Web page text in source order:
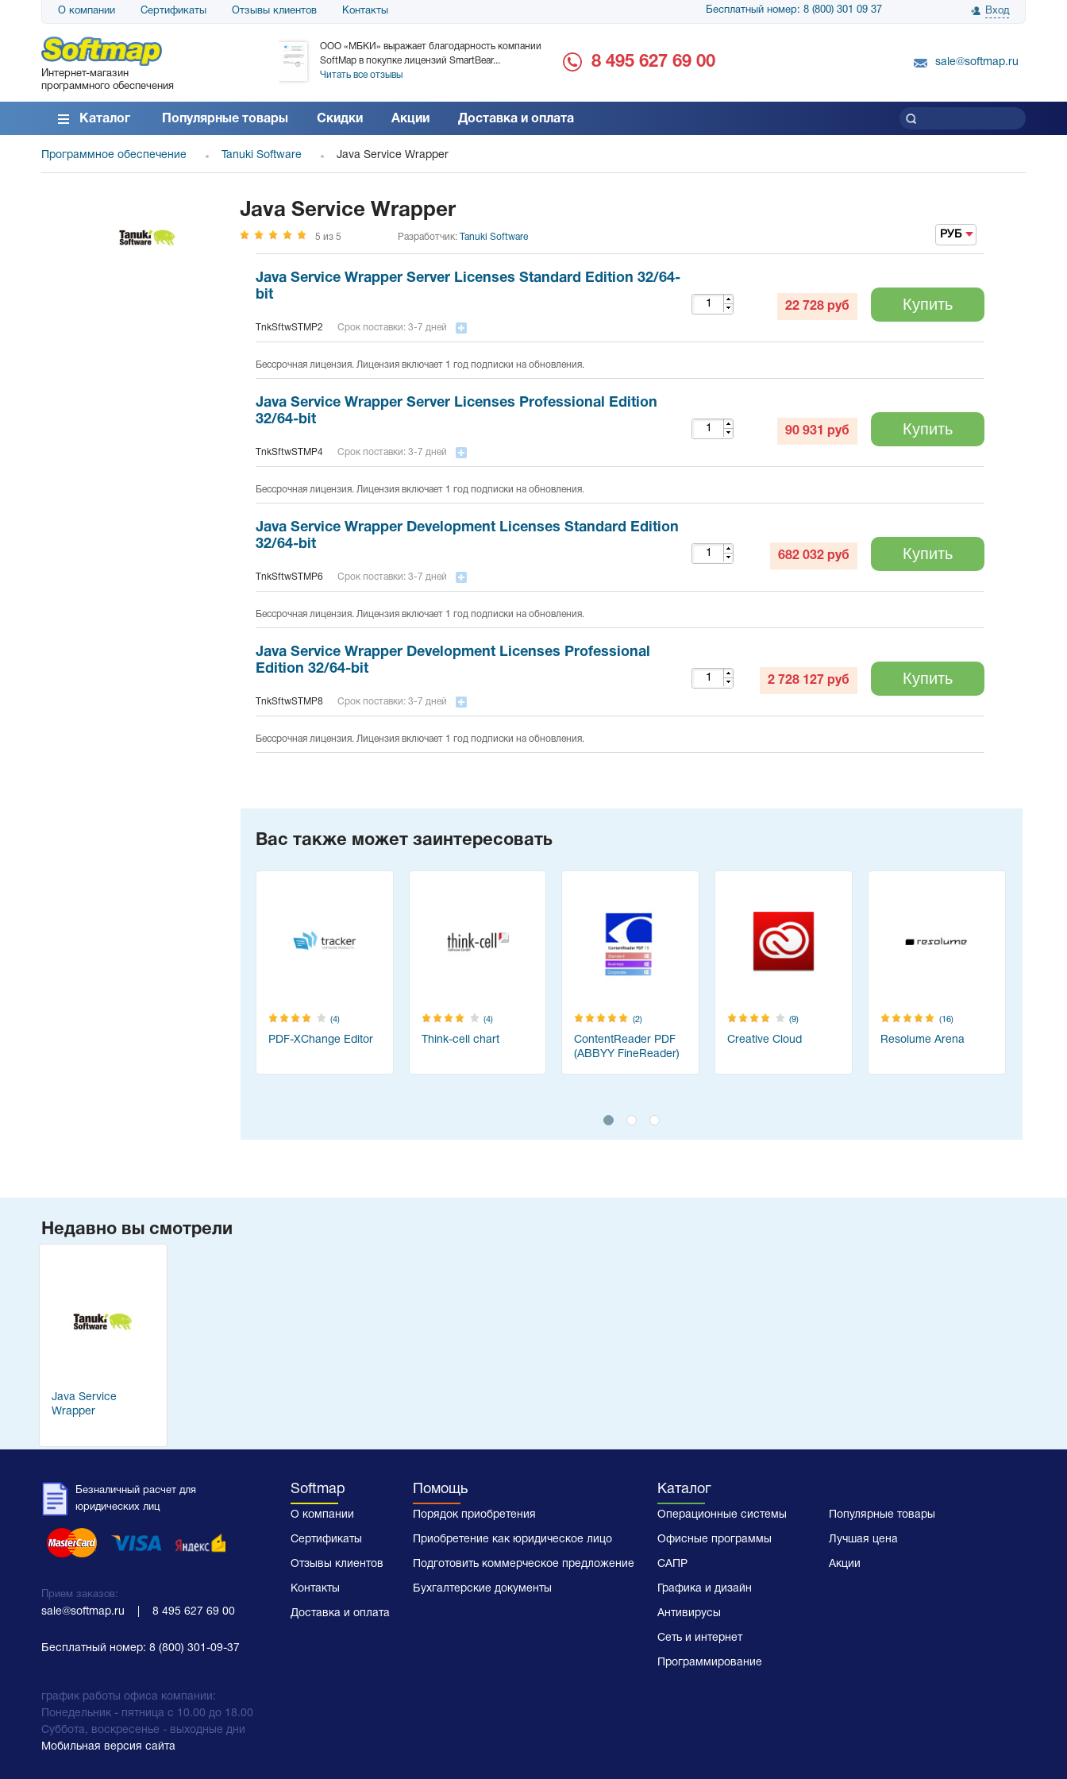
О компании Сертификаты Отзывы клиентов Контакты Бесплатный номер: 8 (800) 301 09 37 Вход
Интернет-магазин
программного обеспечения
АО «АТС» благодарит компанию SoftMap за
поставку программного обеспечения SolarWinds
DameWare...
Читать все отзывы
ООО «МБКИ» выражает благодарность компании
SoftMap в покупке лицензий SmartBear...
Читать все отзывы
благодарность за поставку SnapGene...
благодарность SoftMap за помощь в
8 495 627 69 00 sale@softmap.ru
Каталог Популярные товары Скидки Акции Доставка и оплата
Программное обеспечение Tanuki Software Java Service Wrapper
Java Service Wrapper
5 из 5 Разработчик: Tanuki Software РУБ
Java Service Wrapper Server Licenses Standard Edition 32/64-
bit
TnkSftwSTMP2 Срок поставки: 3-7 дней
22 728 руб Купить
Бессрочная лицензия. Лицензия включает 1 год подписки на обновления.
Java Service Wrapper Server Licenses Professional Edition
32/64-bit
TnkSftwSTMP4 Срок поставки: 3-7 дней
90 931 руб Купить
Бессрочная лицензия. Лицензия включает 1 год подписки на обновления.
Java Service Wrapper Development Licenses Standard Edition
32/64-bit
TnkSftwSTMP6 Срок поставки: 3-7 дней
682 032 руб Купить
Бессрочная лицензия. Лицензия включает 1 год подписки на обновления.
Java Service Wrapper Development Licenses Professional
Edition 32/64-bit
TnkSftwSTMP8 Срок поставки: 3-7 дней
2 728 127 руб Купить
Бессрочная лицензия. Лицензия включает 1 год подписки на обновления.
Вас также может заинтересовать
(4)
PDF-XChange Editor
(4)
Think-cell chart
(2)
ContentReader PDF
(ABBYY FineReader)
(9)
Creative Cloud
(16)
Resolume Arena
Недавно вы смотрели
Java Service
Wrapper
Безналичный расчет для
юридических лиц
Прием заказов:
sale@softmap.ru 8 495 627 69 00
Бесплатный номер: 8 (800) 301-09-37
график работы офиса компании:
Понедельник - пятница с 10.00 до 18.00
Суббота, воскресенье - выходные дни
Softmap
О компании
Сертификаты
Отзывы клиентов
Контакты
Доставка и оплата
Помощь
Порядок приобретения
Приобретение как юридическое лицо
Подготовить коммерческое предложение
Бухгалтерские документы
Каталог
Операционные системы
Офисные программы
САПР
Графика и дизайн
Антивирусы
Сеть и интернет
Программирование
Популярные товары
Лучшая цена
Акции
Мобильная версия сайта